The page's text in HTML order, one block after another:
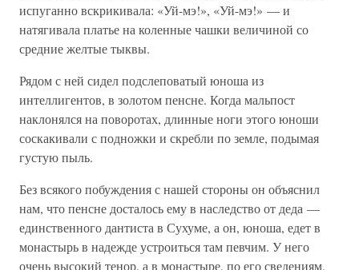
испуганно вскрикивала: «Уй-мэ!», «Уй-мэ!» — и
натягивала платье на коленные чашки величиной со
средние желтые тыквы.
Рядом с ней сидел подслеповатый юноша из
интеллигентов, в золотом пенсне. Когда мальпост
наклонялся на поворотах, длинные ноги этого юноши
соскакивали с подножки и скребли по земле, подымая
густую пыль.
Без всякого побуждения с нашей стороны он объяснил
нам, что пенсне досталось ему в наследство от деда —
единственного дантиста в Сухуме, а он, юноша, едет в
монастырь в надежде устроиться там певчим. У него
очень высокий тенор, а в монастыре, по его сведениям,